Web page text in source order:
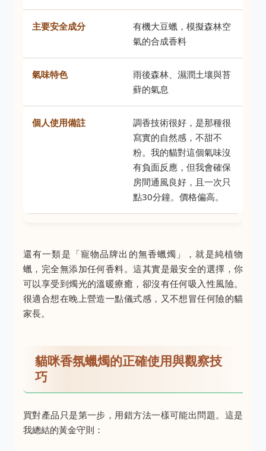
有機大豆蠟，模擬森林空
氣的合成香料
雨後森林、濕潤土壤與苔
蘚的氣息
調香技術很好，是那種很
寫實的自然感，不甜不
粉。我的貓對這個氣味沒
有負面反應，但我會確保
房間通風良好，且一次只
點30分鐘。價格偏高。
還有一類是「寵物品牌出的無香蠟燭」，就是純植物
蠟，完全無添加任何香料。這其實是最安全的選擇，你
可以享受到燭光的溫暖療癒，卻沒有任何吸入性風險。
很適合想在晚上營造一點儀式感，又不想冒任何險的貓
家長。
貓咪香氛蠟燭的正確使用與觀察技
巧
買對產品只是第一步，用錯方法一樣可能出問題。這是
我總結的黃金守則：